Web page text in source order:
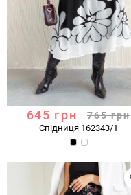
645 грн 765 грн
Спідниця 162343/1